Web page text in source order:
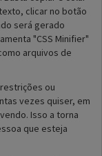
clicar no botão
será gerado
"CSS Minifier"
arquivos de
ou
vezes quiser, em
Isso a torna
que esteja